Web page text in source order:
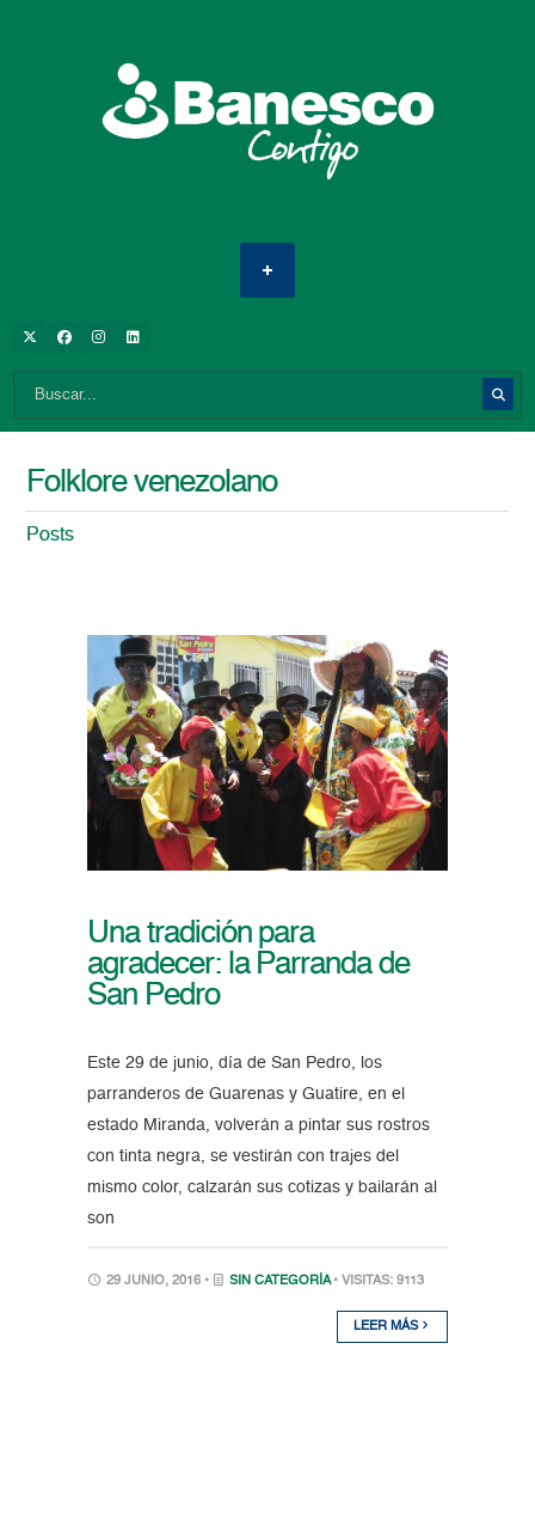
Folklore venezolano
Posts
Una tradición para
agradecer: la Parranda de
San Pedro
Este 29 de junio, día de San Pedro, los
parranderos de Guarenas y Guatire, en el
estado Miranda, volverán a pintar sus rostros
con tinta negra, se vestirán con trajes del
mismo color, calzarán sus cotizas y bailarán al
son
29 JUNIO, 2016 • SIN CATEGORÍA • VISITAS: 9113
LEER MÁS